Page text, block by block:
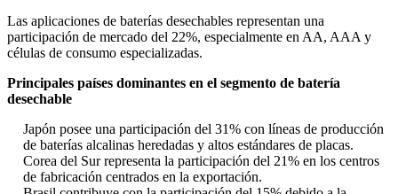
Las aplicaciones de baterías desechables representan una
participación de mercado del 22%, especialmente en AA, AAA y
células de consumo especializadas.
Principales países dominantes en el segmento de batería
desechable
Japón posee una participación del 31% con líneas de producción
de baterías alcalinas heredadas y altos estándares de placas.
Corea del Sur representa la participación del 21% en los centros
de fabricación centrados en la exportación.